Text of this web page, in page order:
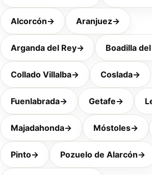
Alcorcón→ Aranjuez→
Arganda del Rey→ Boadilla
Collado Villalba→ Coslada→
Fuenlabrada→ Getafe→
Majadahonda→ Móstoles→
Pinto→ Pozuelo de Alarcón→